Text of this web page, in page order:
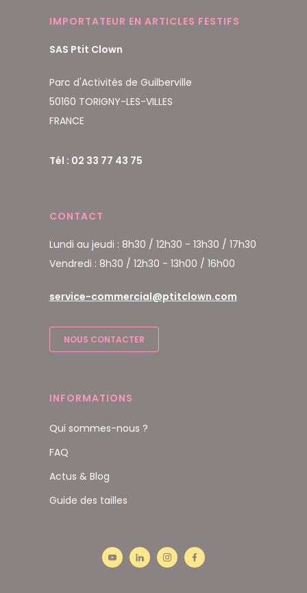
IMPORTATEUR EN ARTICLES FESTIFS
SAS Ptit Clown
Parc d'Activités de Guilberville
50160 TORIGNY-LES-VILLES
FRANCE
Tél : 02 33 77 43 75
CONTACT
Lundi au jeudi : 8h30 / 12h30 - 13h30 / 17h30
Vendredi : 8h30 / 12h30 - 13h00 / 16h00
service-commercial@ptitclown.com
NOUS CONTACTER
INFORMATIONS
Qui sommes-nous ?
FAQ
Actus & Blog
Guide des tailles